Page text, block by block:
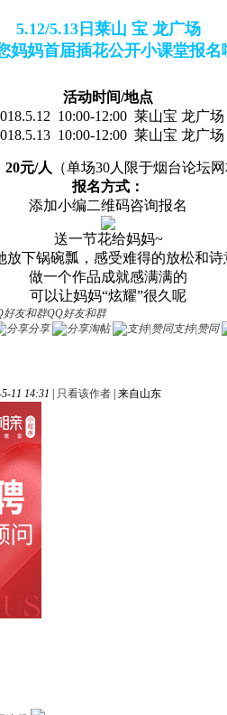
5.12/5.13日 莱山 宝 龙广场
妈妈首届插花公开小课堂报名
活动时间/地点
10:00-12:00 莱山宝 龙广场
10:00-12:00 莱山宝 龙广场
元/人
（单场30人限于烟台论坛网
报名方式：
添加小编二维码咨询报名
送一节花给妈妈~
放下锅碗瓢，感受难得的放松和诗
做一个作品成就感满满的
可以让妈妈“炫耀”很久呢
QQ好友和群
分享 淘帖 支持|赞同
11 14:31
只看该作者 来自山东